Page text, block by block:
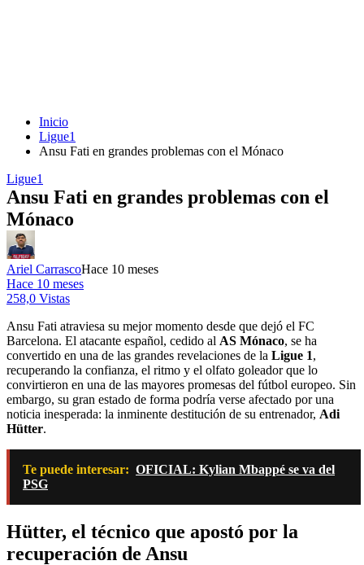
Inicio
Ligue1
Ansu Fati en grandes problemas con el Mónaco
Ligue1
Ansu Fati en grandes problemas con el
Mónaco
Ariel CarrascoHace 10 meses
Hace 10 meses
258,0 Vistas
Ansu Fati atraviesa su mejor momento desde que dejó el FC
Barcelona. El atacante español, cedido al AS Mónaco, se ha
convertido en una de las grandes revelaciones de la Ligue 1,
recuperando la confianza, el ritmo y el olfato goleador que lo
convirtieron en una de las mayores promesas del fútbol europeo. Sin
embargo, su gran estado de forma podría verse afectado por una
noticia inesperada: la inminente destitución de su entrenador, Adi
Hütter.
Te puede interesar: OFICIAL: Kylian Mbappé se va del
PSG
Hütter, el técnico que apostó por la
recuperación de Ansu